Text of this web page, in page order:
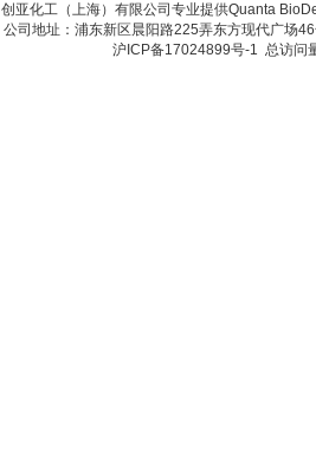
创亚化工（上海）有限公司专业提供Quanta
公司地址：浦东新区晨阳路225弄东方现代广场
沪ICP备17024899号-1 总访问